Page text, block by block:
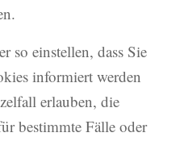
so einstellen, dass Sie
informiert werden
erlauben, die
bestimmte Fälle oder